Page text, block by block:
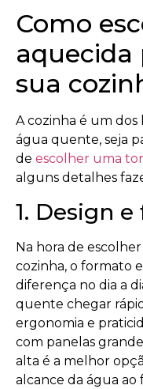
Como
aquecida
sua
A cozinha é um dos
água quente, seja
de escolher uma
alguns detalhes
1. Design
Na hora de
cozinha, o formato
diferença no dia a
quente chegar
ergonomia e
com panelas
alta é a melhor
alcance da água ao